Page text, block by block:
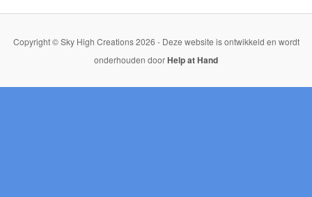
Copyright © Sky High Creations 2026 - Deze website is ontwikkeld en wordt
onderhouden doorHelp at Hand